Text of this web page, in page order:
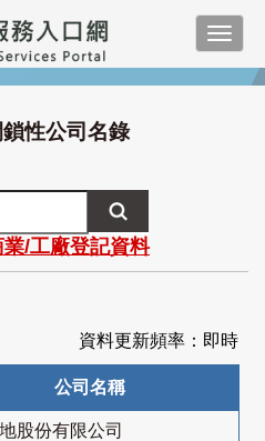
鎖性公司名錄
業/工廠登記資料
資料更新頻率：即時
公司名稱
股份有限公司